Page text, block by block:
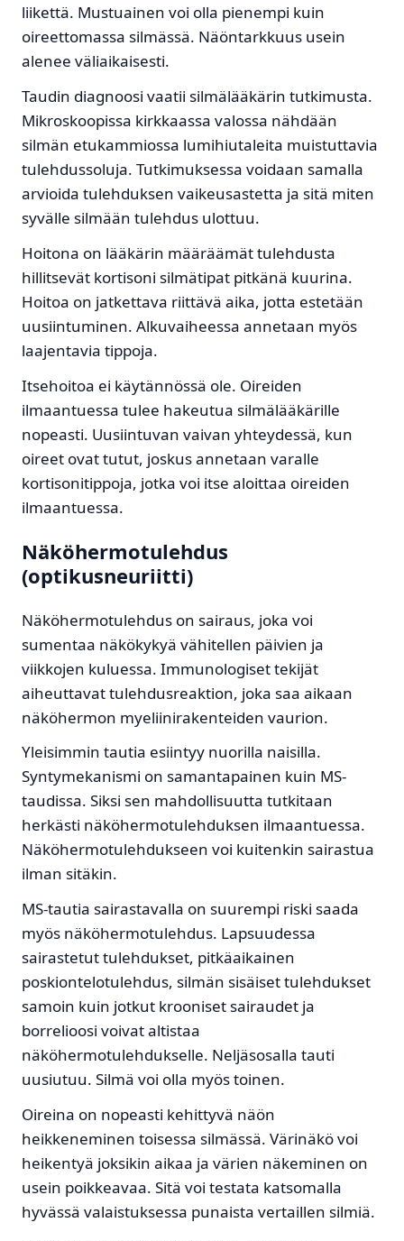
liikettä. Mustuainen voi olla pienempi kuin
oireettomassa silmässä. Näöntarkkuus usein
alenee väliaikaisesti.
Taudin diagnoosi vaatii silmälääkärin tutkimusta.
Mikroskoopissa kirkkaassa valossa nähdään
silmän etukammiossa lumihiutaleita muistuttavia
tulehdussoluja. Tutkimuksessa voidaan samalla
arvioida tulehduksen vaikeusastetta ja sitä miten
syvälle silmään tulehdus ulottuu.
Hoitona on lääkärin määräämät tulehdusta
hillitsevät kortisoni silmätipat pitkänä kuurina.
Hoitoa on jatkettava riittävä aika, jotta estetään
uusiintuminen. Alkuvaiheessa annetaan myös
laajentavia tippoja.
Itsehoitoa ei käytännössä ole. Oireiden
ilmaantuessa tulee hakeutua silmälääkärille
nopeasti. Uusiintuvan vaivan yhteydessä, kun
oireet ovat tutut, joskus annetaan varalle
kortisonitippoja, jotka voi itse aloittaa oireiden
ilmaantuessa.
Näköhermotulehdus
(optikusneuriitti)
Näköhermotulehdus on sairaus, joka voi
sumentaa näkökykyä vähitellen päivien ja
viikkojen kuluessa. Immunologiset tekijät
aiheuttavat tulehdusreaktion, joka saa aikaan
näköhermon myeliinirakenteiden vaurion.
Yleisimmin tautia esiintyy nuorilla naisilla.
Syntymekanismi on samantapainen kuin MS-
taudissa. Siksi sen mahdollisuutta tutkitaan
herkästi näköhermotulehduksen ilmaantuessa.
Näköhermotulehdukseen voi kuitenkin sairastua
ilman sitäkin.
MS-tautia sairastavalla on suurempi riski saada
myös näköhermotulehdus. Lapsuudessa
sairastetut tulehdukset, pitkäaikainen
poskiontelotulehdus, silmän sisäiset tulehdukset
samoin kuin jotkut krooniset sairaudet ja
borrelioosi voivat altistaa
näköhermotulehdukselle. Neljäsosalla tauti
uusiutuu. Silmä voi olla myös toinen.
Oireina on nopeasti kehittyvä näön
heikkeneminen toisessa silmässä. Värinäkö voi
heikentyä joksikin aikaa ja värien näkeminen on
usein poikkeavaa. Sitä voi testata katsomalla
hyvässä valaistuksessa punaista vertaillen silmiä.